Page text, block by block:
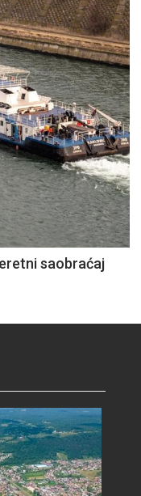
saobraćaj